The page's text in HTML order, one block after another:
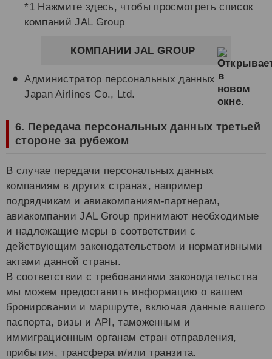
*1 Нажмите здесь, чтобы просмотреть список
компаний JAL Group
КОМПАНИИ JAL GROUP
Администратор персональных данных
Japan Airlines Co., Ltd.
6. Передача персональных данных третьей
стороне за рубежом
В случае передачи персональных данных
компаниям в других странах, например
подрядчикам и авиакомпаниям-партнерам,
авиакомпании JAL Group принимают необходимые
и надлежащие меры в соответствии с
действующим законодательством и нормативными
актами данной страны.
В соответствии с требованиями законодательства
мы можем предоставить информацию о вашем
бронировании и маршруте, включая данные вашего
паспорта, визы и API, таможенным и
иммиграционным органам стран отправления,
прибытия, трансфера и/или транзита.